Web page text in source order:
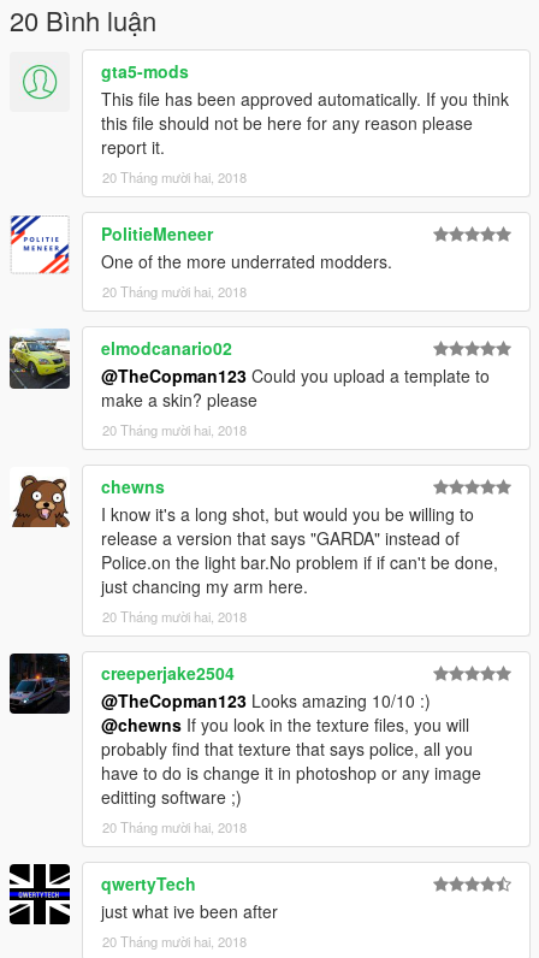
20 Bình luận
gta5-mods
This file has been approved automatically. If you think
this file should not be here for any reason please
report it.
20 Tháng mười hai, 2018
PolitieMeneer
One of the more underrated modders.
20 Tháng mười hai, 2018
elmodcanario02
@TheCopman123 Could you upload a template to
make a skin? please
20 Tháng mười hai, 2018
chewns
I know it's a long shot, but would you be willing to
release a version that says "GARDA" instead of
Police.on the light bar.No problem if if can't be done,
just chancing my arm here.
20 Tháng mười hai, 2018
creeperjake2504
@TheCopman123 Looks amazing 10/10 :)
@chewns If you look in the texture files, you will
probably find that texture that says police, all you
have to do is change it in photoshop or any image
editting software ;)
20 Tháng mười hai, 2018
qwertyTech
just what ive been after
20 Tháng mười hai, 2018